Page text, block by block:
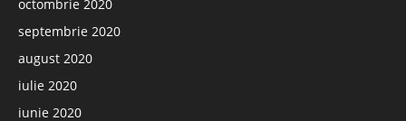
octombrie 2020
septembrie 2020
august 2020
iulie 2020
iunie 2020